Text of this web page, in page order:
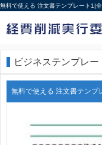
無料で使える 注文書テンプレート1|
ビジネステンプレー
無料で使える 注文書テンプ